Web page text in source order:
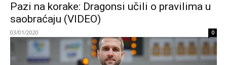
Pazi na korake: Dragonsi učili o pravilima u
saobraćaju (VIDEO)
03/01/2020 0